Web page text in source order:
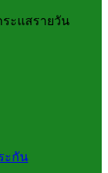
ระแสรายวัน
ะกัน